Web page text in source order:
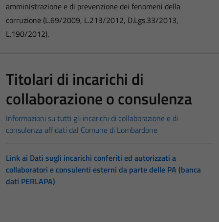
amministrazione e di prevenzione dei fenomeni della
corruzione (L.69/2009, L.213/2012, D.Lgs.33/2013,
L.190/2012).
Titolari di incarichi di
collaborazione o consulenza
Informazioni su tutti gli incarichi di collaborazione e di
consulenza affidati dal Comune di Lombardone
Link ai Dati sugli incarichi conferiti ed autorizzati a
collaboratori e consulenti esterni da parte delle PA (banca
dati PERLAPA)